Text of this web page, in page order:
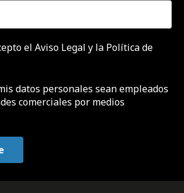
el Aviso Legal y la Política de
datos personales sean empleados
comerciales por medios